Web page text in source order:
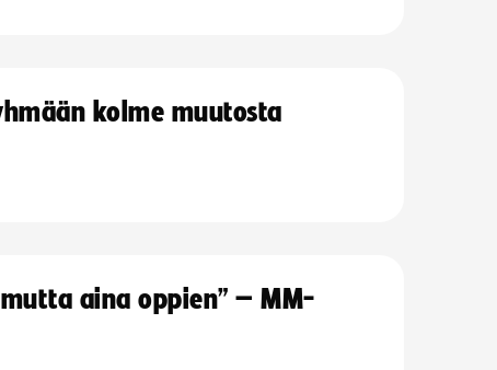
kolme muutosta
aina oppien” – MM-